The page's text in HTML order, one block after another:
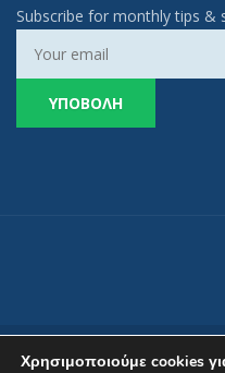
Subscribe for monthly tips &
Χρησιμοποιούμε cookies